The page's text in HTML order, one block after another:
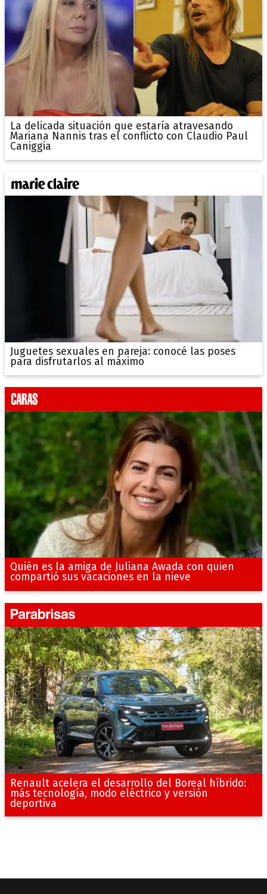
La delicada situación que estaría atravesando
Mariana Nannis tras el conflicto con Claudio Paul
Caniggia
Juguetes sexuales en pareja: conocé las poses
para disfrutarlos al máximo
Quién es la amiga de Juliana Awada con quien
compartió sus vacaciones en la nieve
Renault acelera el desarrollo del Boreal híbrido:
más tecnología, modo eléctrico y versión
deportiva